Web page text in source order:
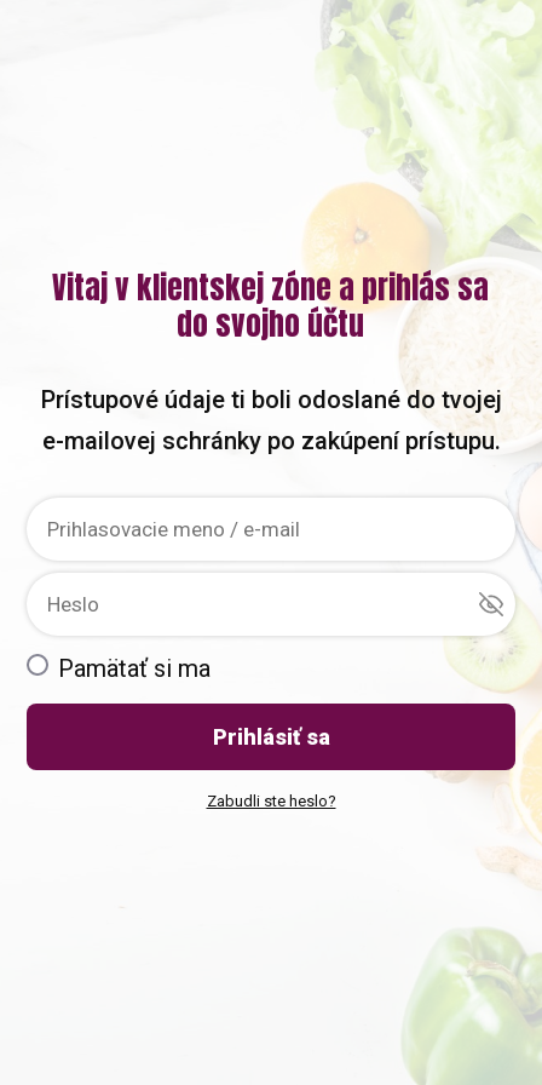
Vitaj v klientskej zóne a prihlás sa
do svojho účtu
Prístupové údaje ti boli odoslané do tvojej
e-mailovej schránky po zakúpení prístupu.
Pamätať si ma
Prihlásiť sa
Zabudli ste heslo?